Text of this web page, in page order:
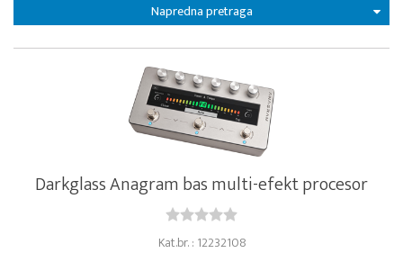
Napredna pretraga
Darkglass Anagram bas multi-efekt procesor
Kat.br. : 12232108